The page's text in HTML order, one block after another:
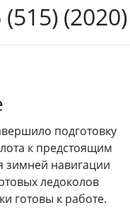
(2020)
подготовку
к предстоящим
зимней навигации
ледоколов
готовы к работе.